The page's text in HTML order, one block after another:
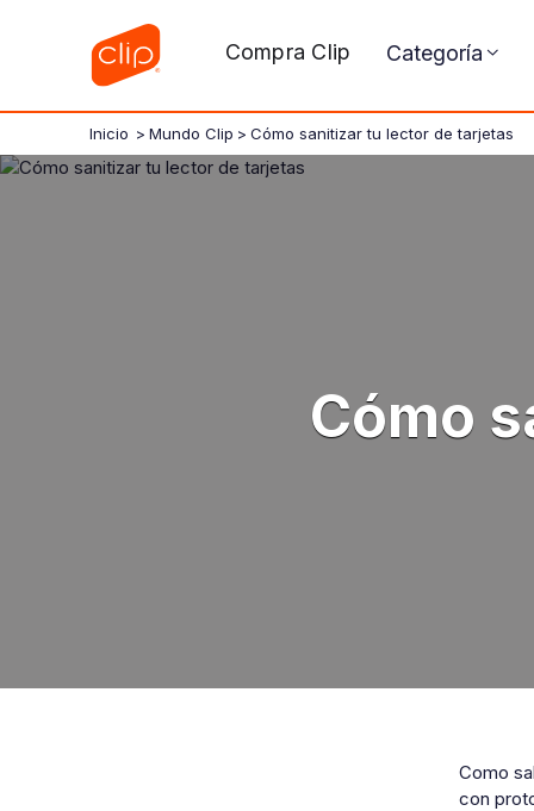
Compra Clip Categoría
Inicio > Mundo Clip > Cómo sanitizar tu lector de tarjetas
Cómo
Como
con